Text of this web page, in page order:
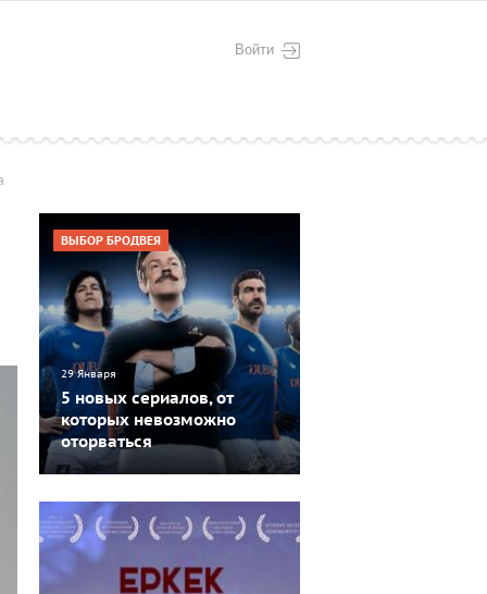
Войти
ВЫБОР БРОДВЕЯ
29 Января
5 новых сериалов, от
которых невозможно
оторваться